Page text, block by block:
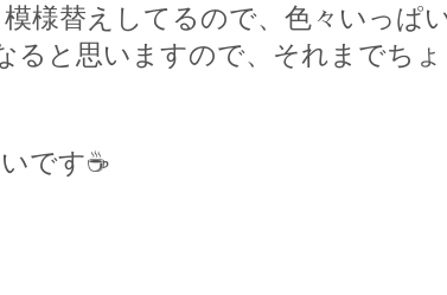
様替えしてるので、色々いっぱ
ると思いますので、それまでち
です☕️